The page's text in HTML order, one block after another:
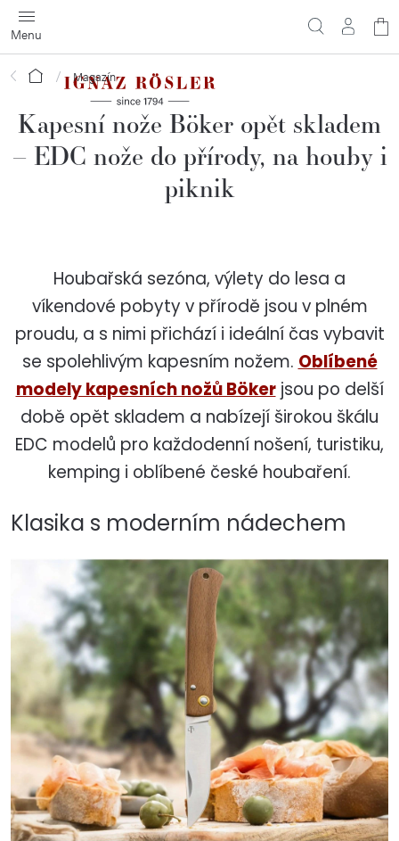
Přejít
na
obsah
Domů Magazín
Kapesní nože Böker opět skladem
– EDC nože do přírody, na houby i
piknik
Houbařská sezóna, výlety do lesa a
víkendové pobyty v přírodě jsou v plném
proudu, a s nimi přichází i ideální čas vybavit
se spolehlivým kapesním nožem. Oblíbené
modely kapesních nožů Bökerjsou po delší
době opět skladem a nabízejí širokou škálu
EDC modelů pro každodenní nošení, turistiku,
kemping i oblíbené české houbaření.
Klasika s moderním nádechem